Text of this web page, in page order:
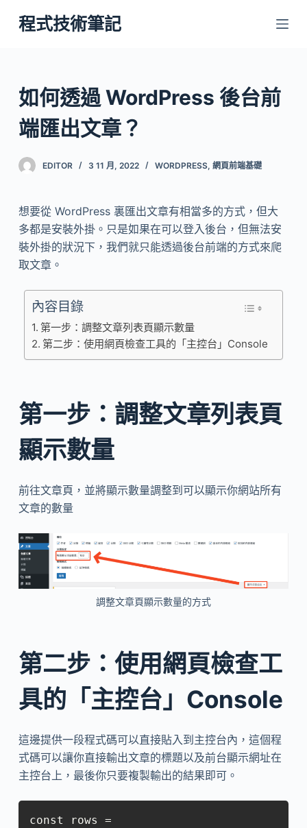
跳
至
內
容
程式技術筆記
如何透過 WordPress 後台前
端匯出文章？
EDITOR 3 11 月, 2022 WORDPRESS, 網頁前端基礎
想要從 WordPress 裏匯出文章有相當多的方式，但大
多都是安裝外掛。只是如果在可以登入後台，但無法安
裝外掛的狀況下，我們就只能透過後台前端的方式來爬
取文章。
內容目錄
第一步：調整文章列表頁顯示數量
第二步：使用網頁檢查工具的「主控台」Console
第一步：調整文章列表頁
顯示數量
前往文章頁，並將顯示數量調整到可以顯示你網站所有
文章的數量
調整文章頁顯示數量的方式
第二步：使用網頁檢查工
具的「主控台」Console
這邊提供一段程式碼可以直接貼入到主控台內，這個程
式碼可以讓你直接輸出文章的標題以及前台顯示網址在
主控台上，最後你只要複製輸出的結果即可。
const rows =